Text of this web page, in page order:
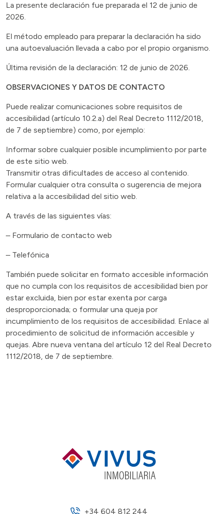
La presente declaración fue preparada el 12 de junio de
2026.
El método empleado para preparar la declaración ha sido
una autoevaluación llevada a cabo por el propio organismo.
Última revisión de la declaración: 12 de junio de 2026.
OBSERVACIONES Y DATOS DE CONTACTO
Puede realizar comunicaciones sobre requisitos de
accesibilidad (artículo 10.2.a) del Real Decreto 1112/2018,
de 7 de septiembre) como, por ejemplo:
Informar sobre cualquier posible incumplimiento por parte
de este sitio web.
Transmitir otras dificultades de acceso al contenido.
Formular cualquier otra consulta o sugerencia de mejora
relativa a la accesibilidad del sitio web.
A través de las siguientes vías:
– Formulario de contacto web
– Telefónica
También puede solicitar en formato accesible información
que no cumpla con los requisitos de accesibilidad bien por
estar excluida, bien por estar exenta por carga
desproporcionada; o formular una queja por
incumplimiento de los requisitos de accesibilidad. Enlace al
procedimiento de solicitud de información accesible y
quejas. Abre nueva ventana del artículo 12 del Real Decreto
1112/2018, de 7 de septiembre.
+34 604 812 244